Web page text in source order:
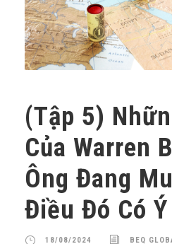
(Tập 5)
Của Warren
Ông Đang
Điều Đó Có
18/08/2024 BEQ